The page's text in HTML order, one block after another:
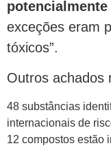
exceções eram
tóxicos”.
Outros achados
48 substâncias
internacionais de
12 compostos estão